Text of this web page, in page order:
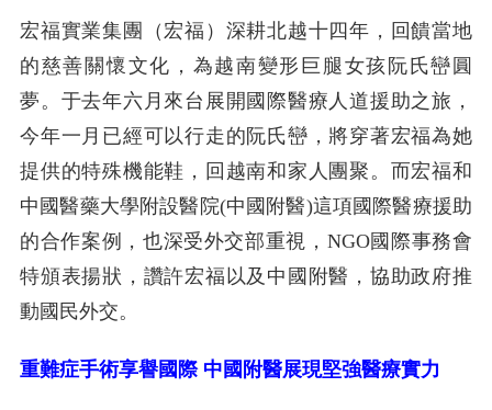
宏福實業集團（宏福）深耕北越十四年，回饋當地
的慈善關懷文化，為越南變形巨腿女孩阮氏巒圓
夢。于去年六月來台展開國際醫療人道援助之旅，
今年一月已經可以行走的阮氏巒，將穿著宏福為她
提供的特殊機能鞋，回越南和家人團聚。而宏福和
中國醫藥大學附設醫院(中國附醫)這項國際醫療援助
的合作案例，也深受外交部重視，NGO國際事務會
特頒表揚狀，讚許宏福以及中國附醫，協助政府推
動國民外交。
重難症手術享譽國際 中國附醫展現堅強醫療實力